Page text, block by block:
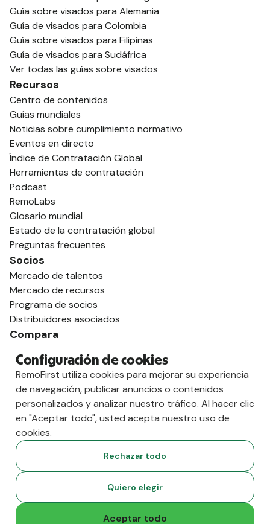
Guía sobre visados para Alemania
Guía de visados para Colombia
Guía sobre visados para Filipinas
Guía de visados para Sudáfrica
Ver todas las guías sobre visados
Recursos
Centro de contenidos
Guías mundiales
Noticias sobre cumplimiento normativo
Eventos en directo
Índice de Contratación Global
Herramientas de contratación
Podcast
RemoLabs
Glosario mundial
Estado de la contratación global
Preguntas frecuentes
Socios
Mercado de talentos
Mercado de recursos
Programa de socios
Distribuidores asociados
Compara
vs. Remoto
vs. Ostra
vs. Multiplicador
Configuración de cookies
RemoFirst utiliza cookies para mejorar su experiencia
de navegación, publicar anuncios o contenidos
personalizados y analizar nuestro tráfico. Al hacer clic
en "Aceptar todo", usted acepta nuestro uso de
cookies.
Rechazar todo
Quiero elegir
Aceptar todo